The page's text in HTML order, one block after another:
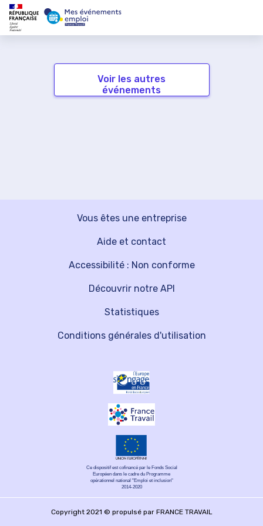
Voir les autres
événements
Vous êtes une entreprise
Découvrir notre API
Aide et contact
Statistiques
Accessibilité : Non conforme
Conditions générales d'utilisation
Ce dispositif est cofinancé par le Fonds Social
Européen dans le cadre du Programme
opérationnel national "Emploi et inclusion"
2014-2020
Copyright 2021 © propulsé par FRANCE TRAVAIL